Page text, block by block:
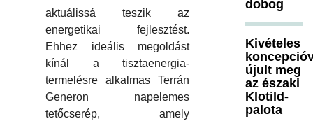
aktuálissá teszik az
energetikai fejlesztést.
Ehhez ideális megoldást
kínál a tisztaenergia-
termelésre alkalmas Terrán
Generon napelemes
tetőcserép, amely
dobog
Kivételes
újult meg
az északi
Klotild-
palota